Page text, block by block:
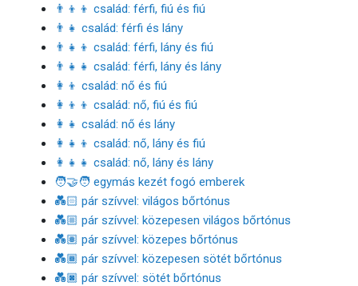
👨‍👦‍👦 család: férfi, fiú és fiú
👨‍👧 család: férfi és lány
👨‍👧‍👦 család: férfi, lány és fiú
👨‍👧‍👧 család: férfi, lány és lány
👩‍👦 család: nő és fiú
👩‍👦‍👦 család: nő, fiú és fiú
👩‍👧 család: nő és lány
👩‍👧‍👦 család: nő, lány és fiú
👩‍👧‍👧 család: nő, lány és lány
🧑‍🤝‍🧑 egymás kezét fogó emberek
💑🏻 pár szívvel: világos bőrtónus
💑🏼 pár szívvel: közepesen világos bőrtónus
💑🏽 pár szívvel: közepes bőrtónus
💑🏾 pár szívvel: közepesen sötét bőrtónus
💑🏿 pár szívvel: sötét bőrtónus